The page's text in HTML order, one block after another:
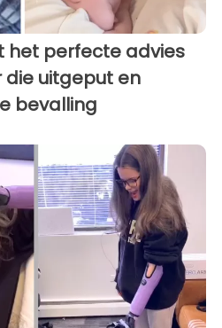
het perfecte advies
uitgeput en
bevalling